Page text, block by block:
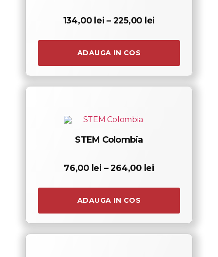
134,00 lei – 225,00 lei
ADAUGA IN COS
STEM Colombia
76,00 lei – 264,00 leiInterval
ADAUGA IN COS